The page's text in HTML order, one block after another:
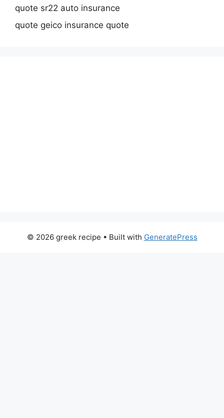
quote sr22 auto insurance
quote geico insurance quote
© 2026 greek recipe • Built with GeneratePress